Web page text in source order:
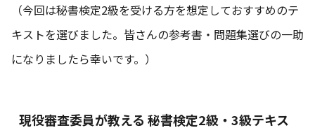
（今回は秘書検定2級を受ける方を想定しておすすめのテ
キストを選びました。皆さんの参考書・問題集選びの一助
になりましたら幸いです。）
現役審査委員が教える 秘書検定2級・3級テキス